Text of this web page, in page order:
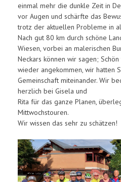
einmal mehr die dunkle Zeit in
vor Augen und schärfte das
trotz der aktuellen Probleme in
Nach gut 80 km durch schöne
Wiesen, vorbei an malerischen
Neckars können wir sagen;
wieder angekommen, wir hatten
Gemeinschaft miteinander. Wir
herzlich bei Gisela und
Rita für das ganze Planen,
Mittwochstouren.
Wir wissen das sehr zu schätzen!